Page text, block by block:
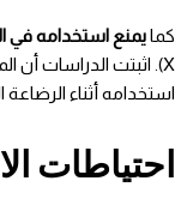
كمايمنع استخدامه في
X). اثبتت الدراسات أن الميثوتركسيت
استخدامه أثناء الرضاعة
احتياطات